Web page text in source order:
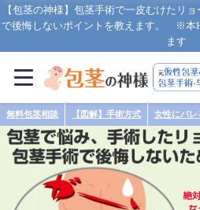
【包茎の神様】包茎手術で一皮むけたリ
で後悔しないポイントを教えます。 ※本
ます
無料包茎相談 【図解】手術方式 女性にバレ